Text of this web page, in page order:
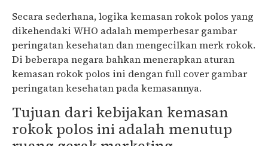
Secara sederhana, logika kemasan rokok polos yang
dikehendaki WHO adalah memperbesar gambar
peringatan kesehatan dan mengecilkan merk rokok.
Di beberapa negara bahkan menerapkan aturan
kemasan rokok polos ini dengan full cover gambar
peringatan kesehatan pada kemasannya.
Tujuan dari kebijakan kemasan
rokok polos ini adalah menutup